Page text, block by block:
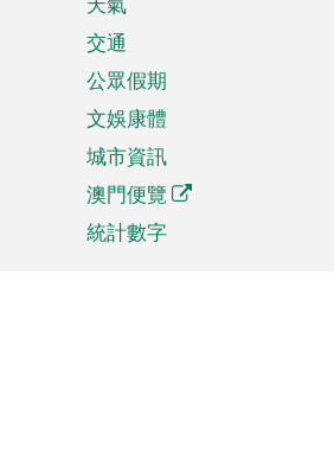
交通
公眾假期
文娛康體
城市資訊
澳門便覽
統計數字